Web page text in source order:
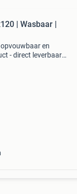
| Wasbaar |
en
- direct leverbaar